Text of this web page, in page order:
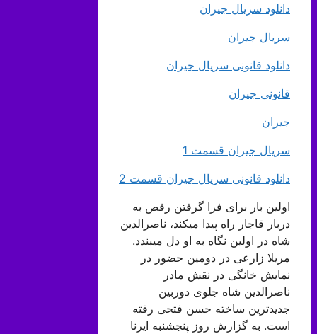
دانلود سریال جیران
سریال جیران
دانلود قانونی سریال جیران
قانونی جیران
جیران
سریال جیران قسمت 1
دانلود قانونی سریال جیران قسمت 2
اولین بار برای فرا گرفتن رقص به
دربار قاجار راه پیدا میکند، ناصرالدین
شاه در اولین نگاه به او دل میبندد.
مریلا زارعی در دومین حضور در
نمایش خانگی در نقش مادر
ناصرالدین شاه جلوی دوربین
جدیدترین ساخته حسن فتحی رفته
است. به گزارش روز پنجشنبه ایرنا